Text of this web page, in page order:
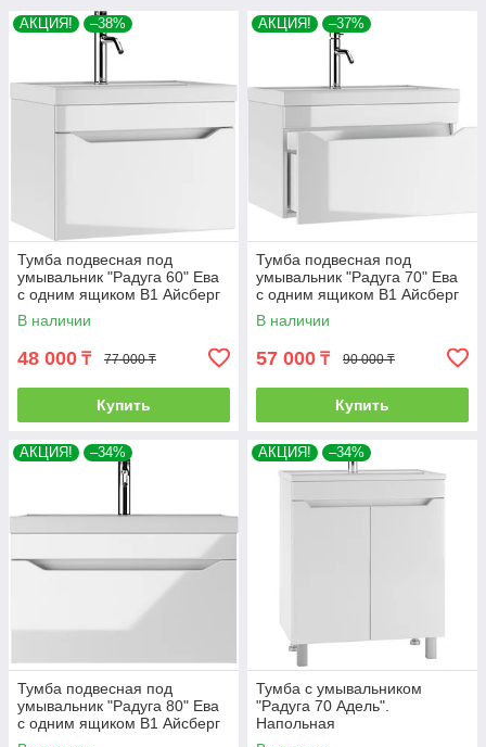
АКЦИЯ! –38%
Тумба подвесная под
умывальник "Радуга 60" Ева
с одним ящиком В1 Айсберг
В наличии
48 000 ₸ 77 000 ₸
Купить
АКЦИЯ! –37%
Тумба подвесная под
умывальник "Радуга 70" Ева
с одним ящиком В1 Айсберг
В наличии
57 000 ₸ 90 000 ₸
Купить
АКЦИЯ! –34%
Тумба подвесная под
умывальник "Радуга 80" Ева
с одним ящиком В1 Айсберг
АКЦИЯ! –34%
Тумба с умывальником
"Радуга 70 Адель".
Напольная